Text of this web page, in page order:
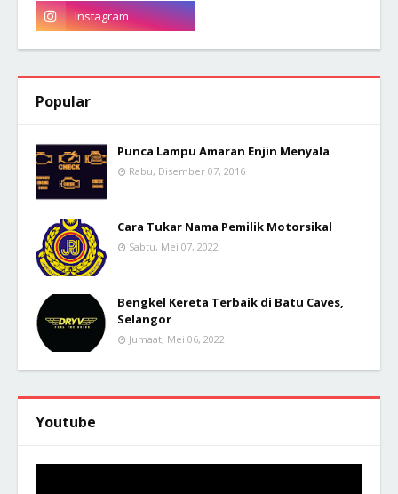
Popular
Punca Lampu Amaran Enjin Menyala
Rabu, Disember 07, 2016
Cara Tukar Nama Pemilik Motorsikal
Sabtu, Mei 07, 2022
Bengkel Kereta Terbaik di Batu Caves,
Selangor
Jumaat, Mei 06, 2022
Youtube